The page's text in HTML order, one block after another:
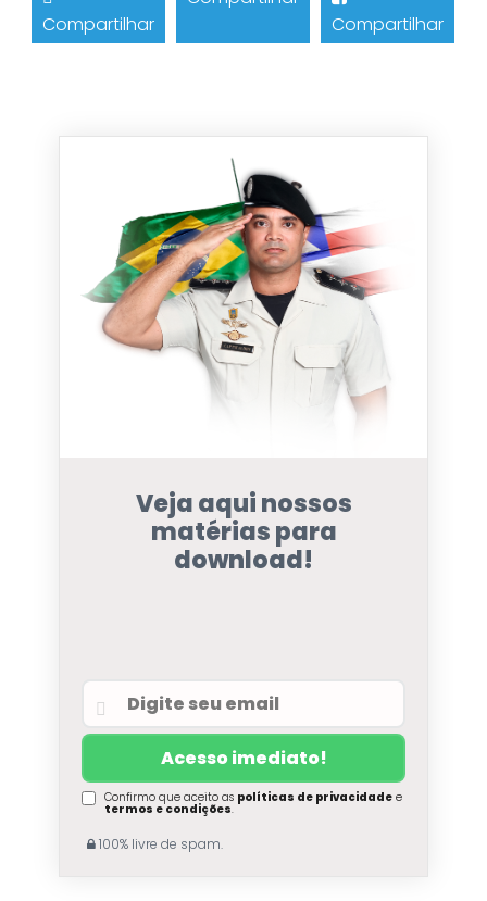
Compartilhar
Compartilhar
Veja aqui nossos
matérias para
download!
Confirmo que aceito as políticas de privacidadee
termos e condições.
100% livre de spam.